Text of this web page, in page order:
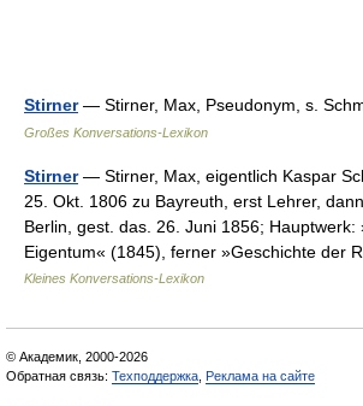
Stirner— Stirner, Max, Pseudonym, s.
Großes Konversations-Lexikon
Stirner— Stirner, Max, eigentlich Kaspar
25. Okt. 1806 zu Bayreuth, erst Lehrer,
Berlin, gest. das. 26. Juni 1856; Hauptwerk:
Eigentum« (1845), ferner »Geschichte der
Kleines Konversations-Lexikon
© Академик, 2000-2026
Обратная связь: Техподдержка Реклама на сайте